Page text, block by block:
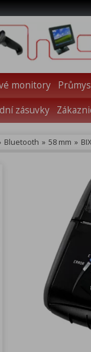
monitory
zásuvky
Bluetooth » 58 mm »